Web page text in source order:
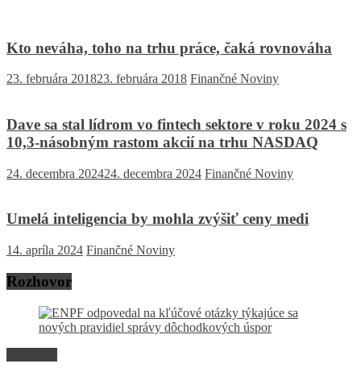
Kto neváha, toho na trhu práce, čaká rovnováha
23. februára 201823. februára 2018 Finančné Noviny
Dave sa stal lídrom vo fintech sektore v roku 2024 s
10,3-násobným rastom akcií na trhu NASDAQ
24. decembra 202424. decembra 2024 Finančné Noviny
Umelá inteligencia by mohla zvýšiť ceny medi
14. apríla 2024 Finančné Noviny
Rozhovor